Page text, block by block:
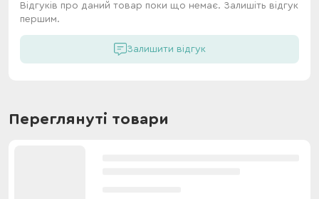
Відгуків про даний товар поки що немає. Залишіть відгук
першим.
Залишити відгук
Переглянуті товари